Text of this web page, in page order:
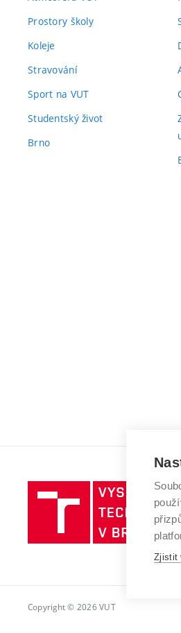
Prostory školy
Koleje
Stravování
Sport na VUT
Studentský život
Brno
Copyright © 2026 VUT
Zjistit